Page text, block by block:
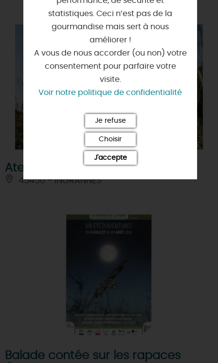
Atelier Baby fermier (3-9 ans)
45450 - INGRANNES
Balade contée sur les rapaces
statistiques. Ceci n’est pas de la
gourmandise mais sert à nous
améliorer !
A vous de nous accorder (ou non) votre
consentement pour parfaire votre
visite.
Voir notre politique de confidentialité
Je refuse
Choisir
J'accepte